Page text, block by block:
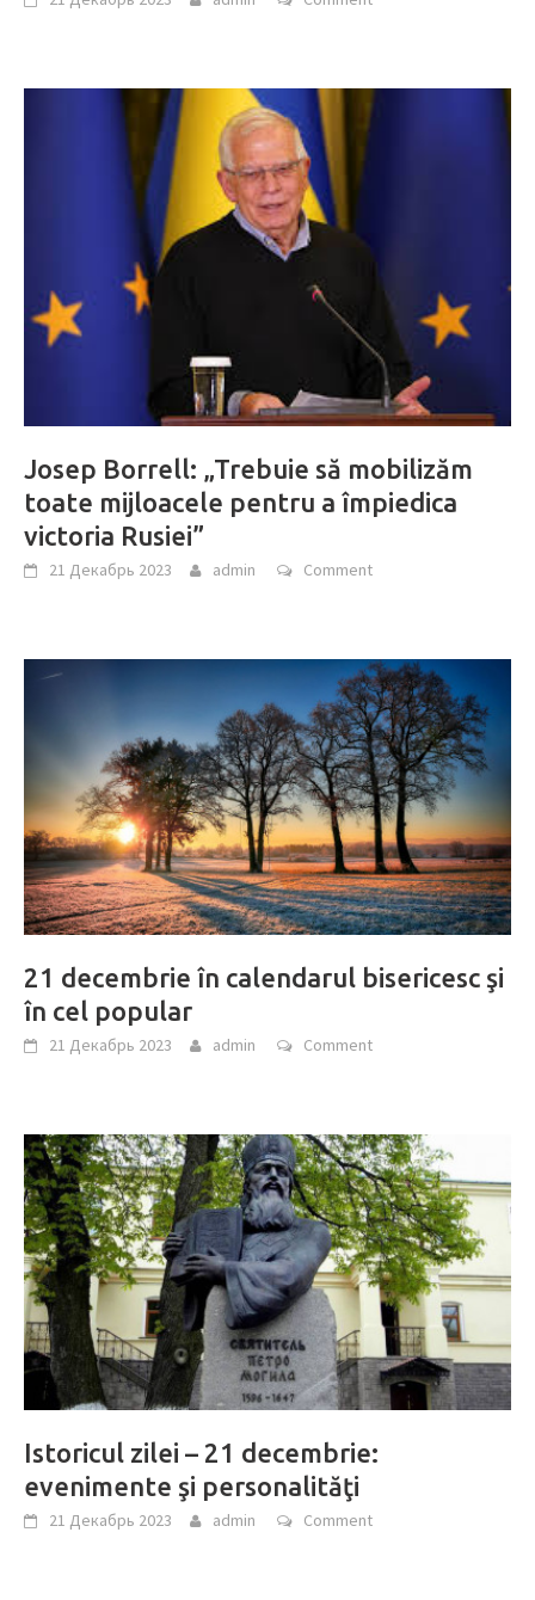
Josep Borrell: „Trebuie să mobilizăm
toate mijloacele pentru a împiedica
victoria Rusiei”
21 Декабрь 2023 admin Comment
21 decembrie în calendarul bisericesc şi
în cel popular
21 Декабрь 2023 admin Comment
Istoricul zilei – 21 decembrie:
evenimente şi personalităţi
21 Декабрь 2023 admin Comment